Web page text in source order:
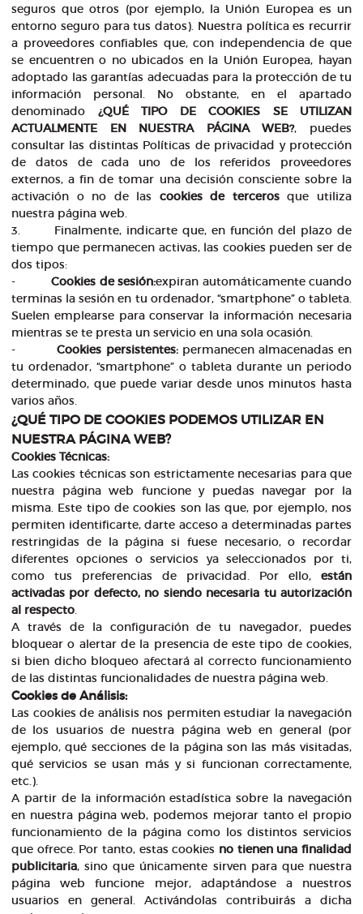
seguros que otros (por ejemplo, la Unión Europea es un
entorno seguro para tus datos). Nuestra política es recurrir
a proveedores confiables que, con independencia de que
se encuentren o no ubicados en la Unión Europea, hayan
adoptado las garantías adecuadas para la protección de tu
información personal. No obstante, en el apartado
denominado ¿QUÉ TIPO DE COOKIES SE UTILIZAN
ACTUALMENTE EN NUESTRA PÁGINA WEB?, puedes
consultar las distintas Políticas de privacidad y protección
de datos de cada uno de los referidos proveedores
externos, a fin de tomar una decisión consciente sobre la
activación o no de las cookies de tercerosque utiliza
nuestra página web.
3. Finalmente, indicarte que, en función del plazo de
tiempo que permanecen activas, las cookies pueden ser de
dos tipos:
-Cookies de sesión:expiran automáticamente cuando
terminas la sesión en tu ordenador, “smartphone” o tableta.
Suelen emplearse para conservar la información necesaria
mientras se te presta un servicio en una sola ocasión.
-Cookies persistentes: permanecen almacenadas en
tu ordenador, “smartphone” o tableta durante un periodo
determinado, que puede variar desde unos minutos hasta
varios años.
¿QUÉ TIPO DE COOKIES PODEMOS UTILIZAR EN
NUESTRA PÁGINA WEB?
Cookies Técnicas:
Las cookies técnicas son estrictamente necesarias para que
nuestra página web funcione y puedas navegar por la
misma. Este tipo de cookies son las que, por ejemplo, nos
permiten identificarte, darte acceso a determinadas partes
restringidas de la página si fuese necesario, o recordar
diferentes opciones o servicios ya seleccionados por ti,
como tus preferencias de privacidad. Por ello, están
activadas por defecto, no siendo necesaria tu autorización
al respecto.
A través de la configuración de tu navegador, puedes
bloquear o alertar de la presencia de este tipo de cookies,
si bien dicho bloqueo afectará al correcto funcionamiento
de las distintas funcionalidades de nuestra página web.
Cookies de Análisis:
Las cookies de análisis nos permiten estudiar la navegación
de los usuarios de nuestra página web en general (por
ejemplo, qué secciones de la página son las más visitadas,
qué servicios se usan más y si funcionan correctamente,
etc.).
A partir de la información estadística sobre la navegación
en nuestra página web, podemos mejorar tanto el propio
funcionamiento de la página como los distintos servicios
que ofrece. Por tanto, estas cookies no tienen una finalidad
publicitaria, sino que únicamente sirven para que nuestra
página web funcione mejor, adaptándose a nuestros
usuarios en general. Activándolas contribuirás a dicha